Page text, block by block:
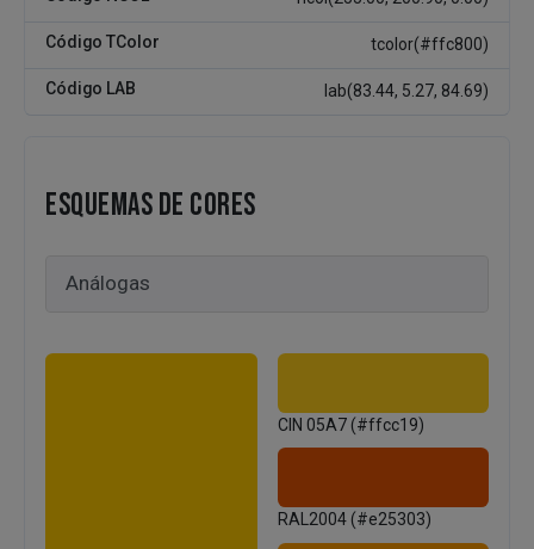
Código TColor tcolor(#ffc800)
Código LAB lab(83.44, 5.27, 84.69)
ESQUEMAS DE CORES
CIN 05A7 (#ffcc19)
RAL2004 (#e25303)